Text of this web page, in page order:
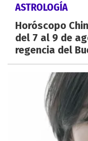
ASTROLOGÍA
Horóscopo
del 7 al 9 de
regencia del